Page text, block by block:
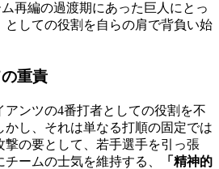
ム再編の過渡期にあった巨人にとっ
としての役割を自らの肩で背負い始
重責
アンツの4番打者としての役割を不
し、それは単なる打順の固定では
撃の要として、若手選手を引っ張
ームの士気を維持する、
「精神的